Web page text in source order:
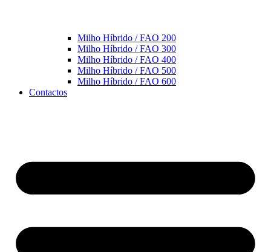
Milho Híbrido / FAO 200
Milho Híbrido / FAO 300
Milho Híbrido / FAO 400
Milho Híbrido / FAO 500
Milho Híbrido / FAO 600
Contactos